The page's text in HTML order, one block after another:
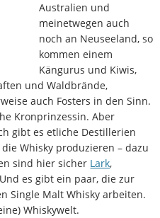
Australien und
meinetwegen auch
noch an Neuseeland, so
kommen einem
Kängurus und Kiwis,
und Waldbrände,
auch Fosters in den Sinn.
Kronprinzessin. Aber
gibt es etliche Destillerien
Whisky produzieren – dazu
sind hier sicher Lark,
es gibt ein paar, die zur
Single Malt Whisky arbeiten.
Whiskywelt.